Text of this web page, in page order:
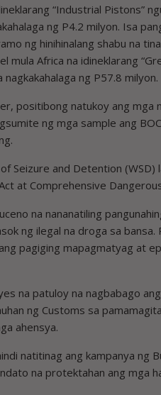
“Industrial Pistons”
ng P4.2 milyon. Isa
ng hinihinalang shabu na
mula Africa na idineklarang
ng P57.8 milyon.
positibong natukoy ang mga
ng mga sample ang
Seizure and Detention (WSD)
at Comprehensive
na nananatiling
ng ilegal na droga sa bansa.
pagiging mapagmatyag at
na patuloy na nagbabago
ng Customs sa
ahensya.
natitinag ang kampanya ng
na protektahan ang mga